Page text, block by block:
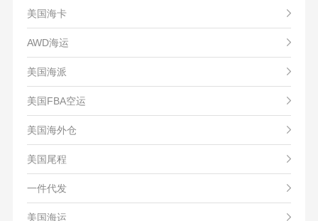
美国海卡
AWD海运
美国海派
美国FBA空运
美国海外仓
美国尾程
一件代发
美国海运